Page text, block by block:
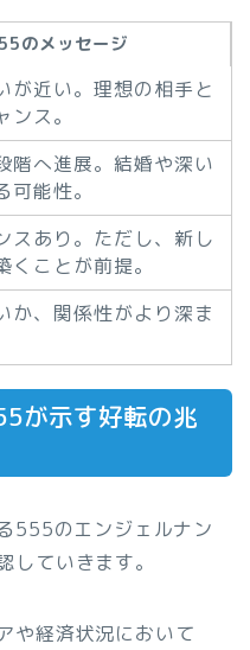
のメッセージ
が近い。理想の相手と
ス。
階へ進展。結婚や深い
能性。
スあり。ただし、新し
くことが前提。
か、関係性がより深ま
が示す好転の兆
555のエンジェルナン
していきます。
や経済状況において